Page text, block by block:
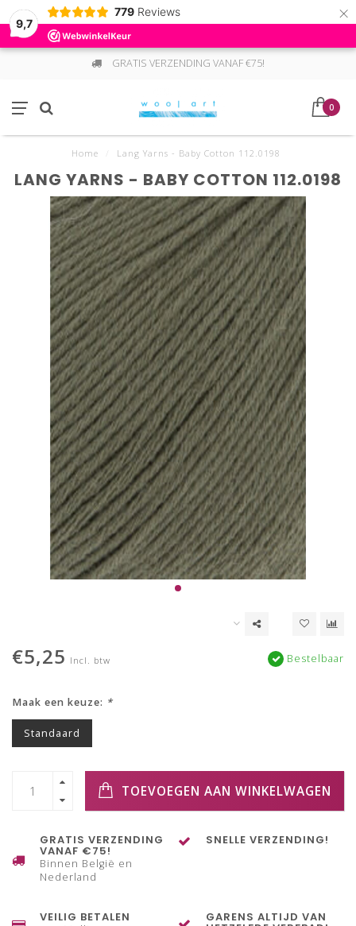
9,7
779 Reviews ×
GRATIS VERZENDING VANAF €75!
0
Home Lang Yarns - Baby Cotton 112.0198
LANG YARNS - BABY COTTON 112.0198
€5,25 Incl. btw Bestelbaar
Maak een keuze: *
Standaard
TOEVOEGEN AAN WINKELWAGEN
GRATIS VERZENDING
VANAF €75!
Binnen België en
Nederland
SNELLE VERZENDING!
VEILIG BETALEN GARENS ALTIJD VAN